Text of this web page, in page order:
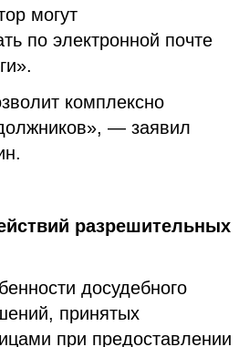
могут
по электронной почте
комплексно
— заявил
разрешительных
досудебного
принятых
при предоставлении